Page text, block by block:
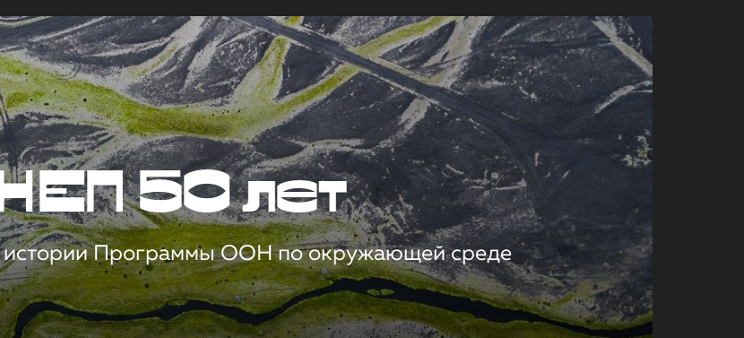
50 лет
истории Программы ООН по окружающей среде